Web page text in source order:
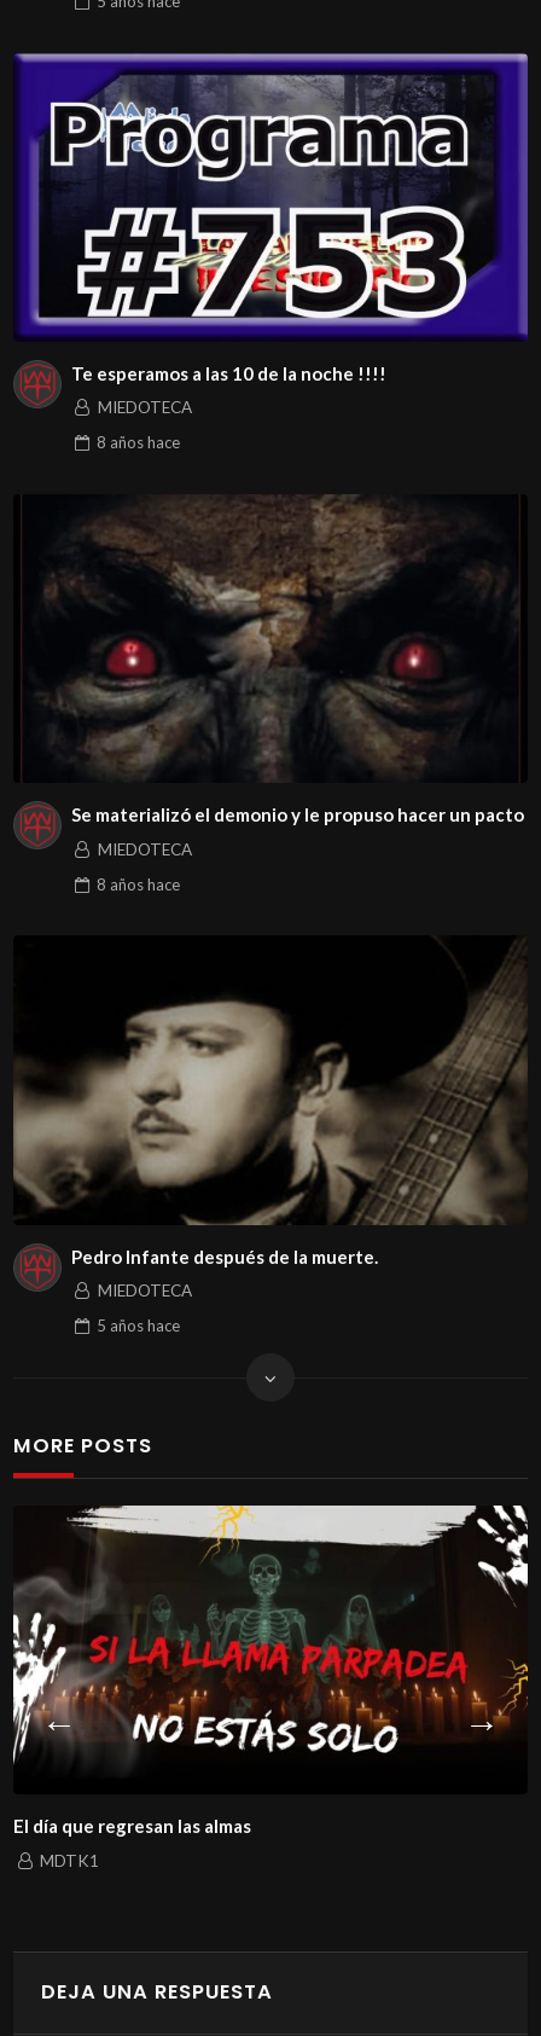
Te esperamos a las 10 de la noche !!!!
MIEDOTECA
8 añoshace
Se materializó el demonio y le propuso hacer un pacto
MIEDOTECA
8 añoshace
Pedro Infante después de la muerte.
MIEDOTECA
5 añoshace
MORE POSTS
El día que regresan las almas
MDTK1
DEJA UNA RESPUESTA